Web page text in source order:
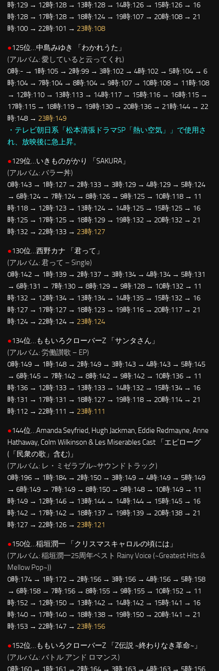
時:129 → 12時:128 → 13時:128 → 14時:126 → 15時:126 → 16
時:128 → 17時:128 → 18時:124 → 19時:107 → 20時:108 → 21
時:100 → 22時:101 → 23時:108
●125位…中島みゆき 「わかれうた」
(アルバム: 愛していると云ってくれ)
0時:- → 1時:105 → 2時:99 → 3時:102 → 4時:102 → 5時:104 → 6
時:104 → 7時:104 → 8時:104 → 9時:107 → 10時:108 → 11時:108
→ 12時:110 → 13時:113 → 14時:117 → 15時:116 → 16時:115 →
17時:115 → 18時:119 → 19時:130 → 20時:136 → 21時:144 → 22
時:148 → 23時:149
・テレビ朝日系「松本清張ドラマSP「熱い空気」」で使用さ
れ、放映後に急上昇。
●129位…いきものがかり 「SAKURA」
(アルバム: バラー丼)
0時:143 → 1時:127 → 2時:133 → 3時:129 → 4時:129 → 5時:124
→ 6時:124 → 7時:124 → 8時:126 → 9時:125 → 10時:118 → 11
時:118 → 12時:123 → 13時:124 → 14時:125 → 15時:125 → 16
時:125 → 17時:125 → 18時:129 → 19時:132 → 20時:132 → 21
時:132 → 22時:133 → 23時:127
●130位…西野カナ 「君って」
(アルバム: 君って – Single)
0時:142 → 1時:139 → 2時:137 → 3時:134 → 4時:134 → 5時:131
→ 6時:131 → 7時:130 → 8時:129 → 9時:128 → 10時:132 → 11
時:132 → 12時:134 → 13時:134 → 14時:135 → 15時:132 → 16
時:127 → 17時:127 → 18時:123 → 19時:116 → 20時:117 → 21
時:124 → 22時:124 → 23時:124
●134位…ももいろクローバーZ 「サンタさん」
(アルバム: 労働讃歌 – EP)
0時:149 → 1時:148 → 2時:149 → 3時:143 → 4時:143 → 5時:145
→ 6時:145 → 7時:142 → 8時:142 → 9時:142 → 10時:136 → 11
時:136 → 12時:133 → 13時:133 → 14時:132 → 15時:134 → 16
時:131 → 17時:131 → 18時:127 → 19時:118 → 20時:114 → 21
時:112 → 22時:111 → 23時:111
●144位…Amanda Seyfried, Hugh Jackman, Eddie Redmayne, Anne
Hathaway, Colm Wilkinson & Les Miserables Cast 「エピローグ
(「民衆の歌」含む)」
(アルバム: レ・ミゼラブル~サウンドトラック)
0時:196 → 1時:184 → 2時:150 → 3時:149 → 4時:149 → 5時:149
→ 6時:149 → 7時:149 → 8時:150 → 9時:148 → 10時:149 → 11
時:149 → 12時:146 → 13時:144 → 14時:144 → 15時:145 → 16
時:142 → 17時:142 → 18時:137 → 19時:139 → 20時:138 → 21
時:127 → 22時:126 → 23時:121
●150位…稲垣潤一 「クリスマスキャロルの頃には」
(アルバム: 稲垣潤一25周年ベスト Rainy Voice (~Greatest Hits &
Mellow Pop~))
0時:174 → 1時:172 → 2時:156 → 3時:156 → 4時:156 → 5時:158
→ 6時:158 → 7時:156 → 8時:155 → 9時:155 → 10時:152 → 11
時:152 → 12時:150 → 13時:142 → 14時:142 → 15時:141 → 16
時:140 → 17時:140 → 18時:138 → 19時:150 → 20時:141 → 21
時:153 → 22時:147 → 23時:156
●152位…ももいろクローバーZ 「Z伝説 ~終わりなき革命~」
(アルバム: バトル アンド ロマンス)
0時:160 → 1時:161 → 2時:164 → 3時:163 → 4時:163 → 5時:156